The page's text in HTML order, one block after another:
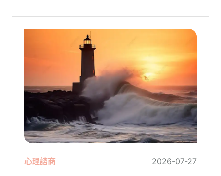
心理諮商 2026-07-27